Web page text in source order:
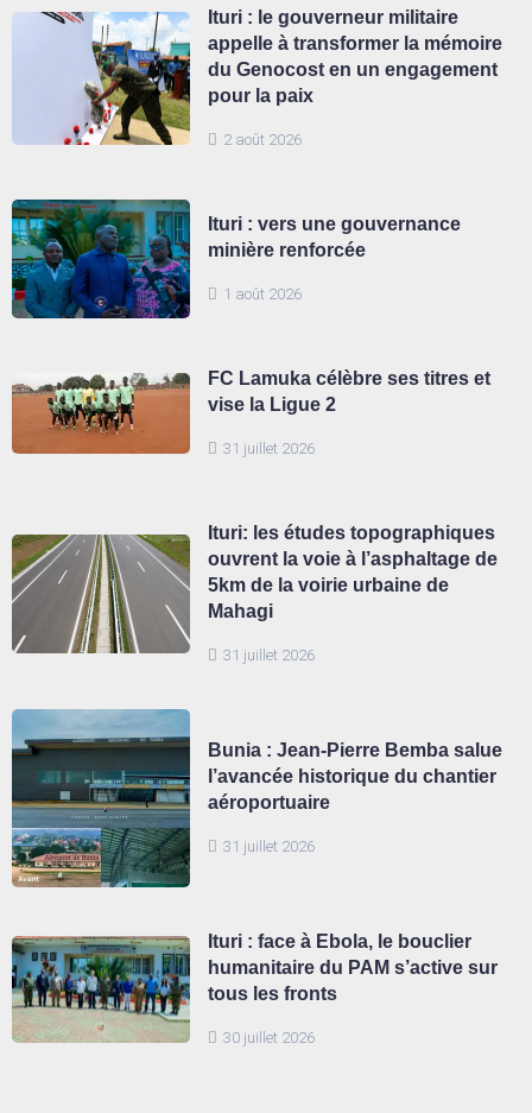
2 août 2026
Ituri : le gouverneur militaire
appelle à transformer la mémoire
du Genocost en un engagement
pour la paix
1 août 2026
Ituri : vers une gouvernance
minière renforcée
31 juillet 2026
FC Lamuka célèbre ses titres et
vise la Ligue 2
31 juillet 2026
Ituri: les études topographiques
ouvrent la voie à l’asphaltage de
5km de la voirie urbaine de
Mahagi
31 juillet 2026
Bunia : Jean-Pierre Bemba salue
l’avancée historique du chantier
aéroportuaire
30 juillet 2026
Ituri : face à Ebola, le bouclier
humanitaire du PAM s’active sur
tous les fronts